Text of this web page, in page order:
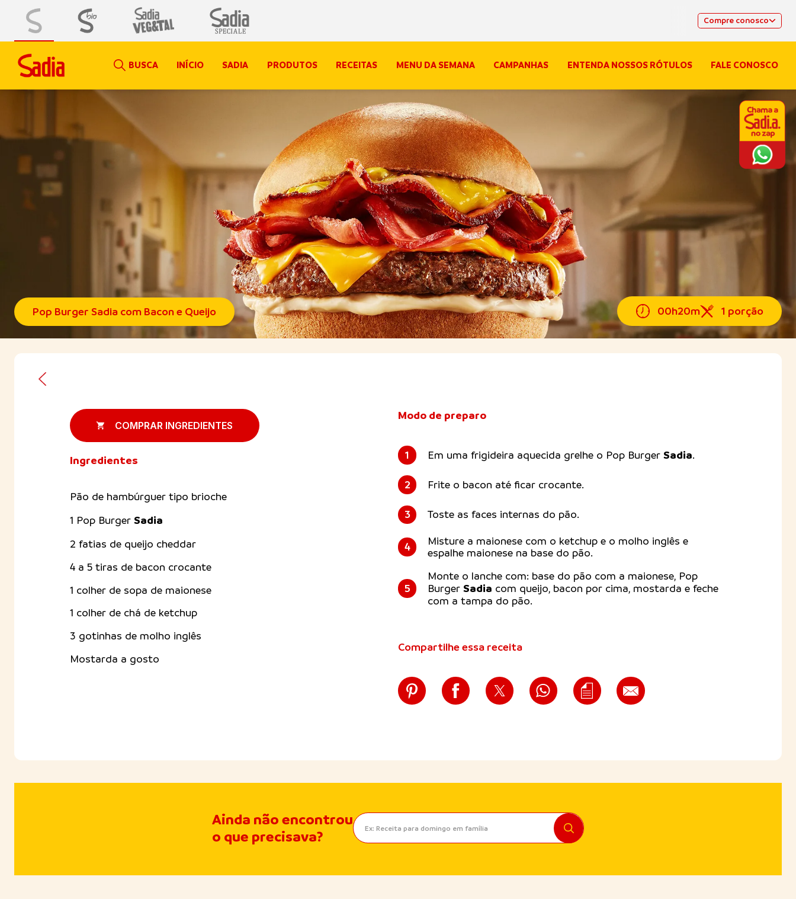
Compre conosco
BUSCA INÍCIO SADIA PRODUTOS RECEITAS MENU DA SEMANA CAMPANHAS ENTENDA NOSSOS RÓTULOS FALE CONOSCO
Pop Burger Sadia com Bacon e Queijo 00h20m 1 porção
COMPRAR INGREDIENTES
Ingredientes
Pão de hambúrguer tipo brioche
1 Pop Burger Sadia
2 fatias de queijo cheddar
4 a 5 tiras de bacon crocante
1 colher de sopa de maionese
1 colher de chá de ketchup
3 gotinhas de molho inglês
Mostarda a gosto
Modo de preparo
1 Em uma frigideira aquecida grelhe o Pop BurgerSadia.
2 Frite o bacon até ficar crocante.
3 Toste as faces internas do pão.
4
Misture a maionese com o ketchup e o molho inglês e
espalhe maionese na base do pão.
5
Monte o lanche com: base do pão com a maionese, Pop
BurgerSadia com queijo, bacon por cima, mostarda e feche
com a tampa do pão.
Compartilhe essa receita
Ainda não encontrou
o que precisava?